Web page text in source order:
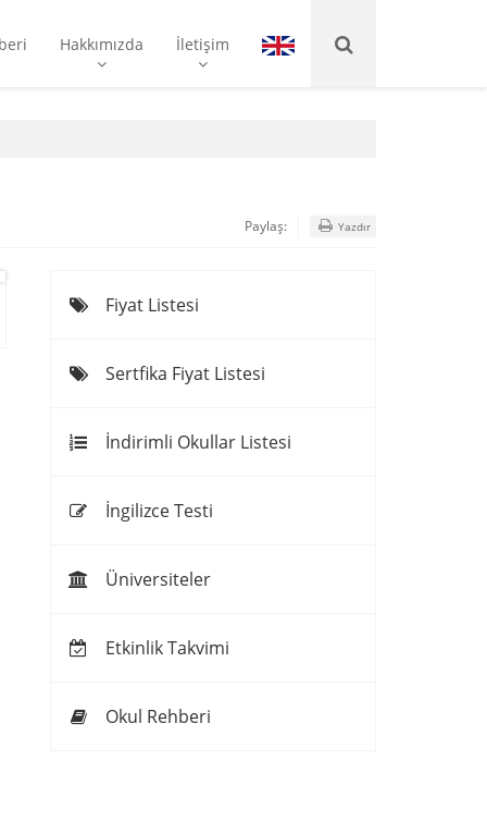
Hakkımızda İletişim
Paylaş: Yazdır
Fiyat Listesi
Sertfika Fiyat Listesi
İndirimli Okullar Listesi
İngilizce Testi
Üniversiteler
Etkinlik Takvimi
Okul Rehberi